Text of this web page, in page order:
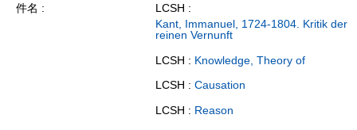
件名
LCSH :
Kant, Immanuel, 1724-1804. Kritik der
reinen Vernunft
LCSH : Knowledge, Theory of
LCSH : Causation
LCSH : Reason